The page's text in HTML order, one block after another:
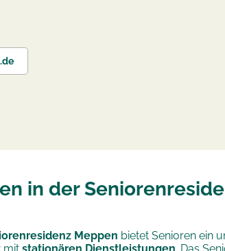
in der
Meppen bietet Senioren ein